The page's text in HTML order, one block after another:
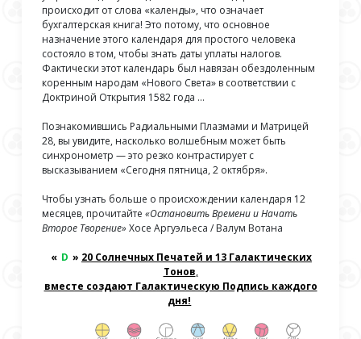
происходит от слова «календы», что означает
бухгалтерская книга! Это потому, что основное
назначение этого календаря для простого человека
состояло в том, чтобы знать даты уплаты налогов.
Фактически этот календарь был навязан обездоленным
коренным народам «Нового Света» в соответствии с
Доктриной Открытия 1582 года …
Познакомившись Радиальными Плазмами и Матрицей
28, вы увидите, насколько волшебным может быть
синхронометр — это резко контрастирует с
высказыванием «Сегодня пятница, 2 октября».
Чтобы узнать больше о происхождении календаря 12
месяцев, прочитайте«Остановить Времени и Начать
Второе Творение» Хосе Аргуэльеса / Валум Вотана
« D » 20 Солнечных Печатей и 13 Галактических
Тонов,
вместе создают Галактическую Подпись каждого
дня!